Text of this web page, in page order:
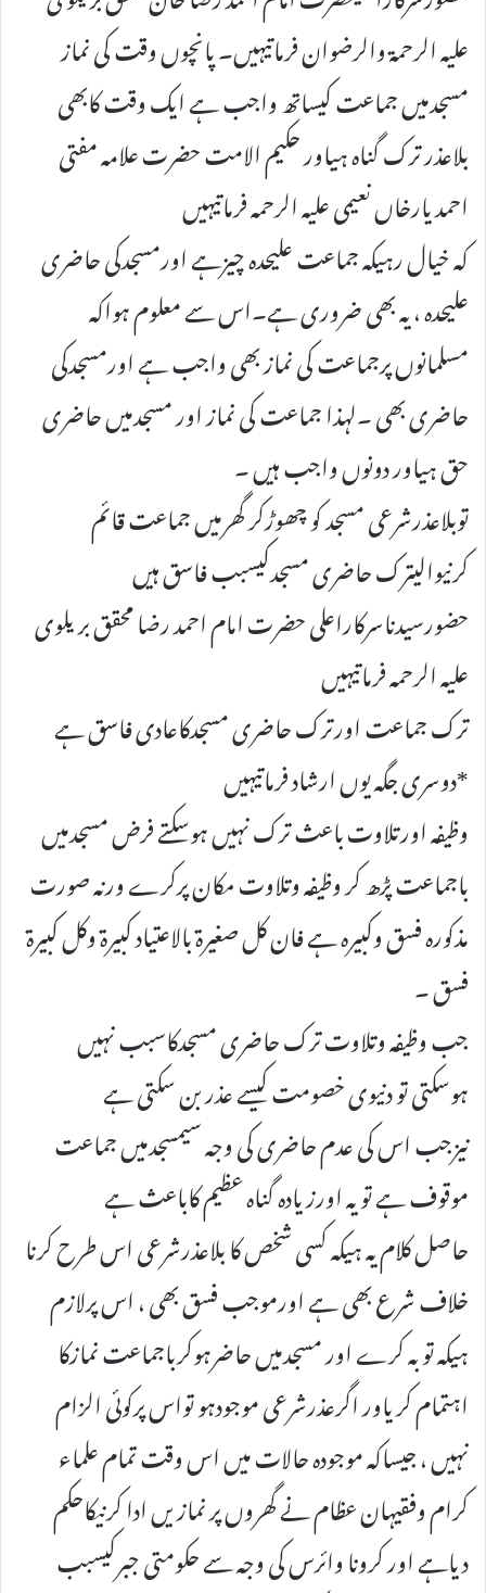
علیہ الرحمۃ والرضوان فرماتیہیں۔ پانچوں وقت کی نماز
مسجدمیں جماعت کیساتھ واجب ہے ایک وقت کابھی
بلاعذر ترک گناہ ہیاور حکیم الامت حضرت علامہ مفتی
احمدیارخاں نعیمی علیہ الرحمہ فرماتیہیں
کہ خیال رہیکہ جماعت علیحدہ چیزہے اورمسجدکی حاضری
علیحدہ ، یہ بھی ضروری ہے۔اس سے معلوم ہواکہ
مسلمانوں پرجماعت کی نماز بھی واجب ہے اورمسجدکی
حاضری بھی ۔لہذا جماعت کی نماز اور مسجدمیں حاضری
حق ہیاور دونوں واجب ہیں ۔
توبلاعذرشرعی مسجد کو چھوڑکر گھرمیں جماعت قائم
کرنیوالیترک حاضری مسجدکیسبب فاسق ہیں
حضورسیدناسرکاراعلی حضرت امام احمد رضا محقق بریلوی
علیہ الرحمہ فرماتیہیں
ترک جماعت اورترک حاضری مسجدکاعادی فاسق ہے
*دوسری جگہ یوں ارشاد فرماتیہیں
وظیفہ اورتلاوت باعث ترک نہیں ہوسکتے فرض مسجدمیں
باجماعت پڑھ کر وظیفہ وتلاوت مکان پرکرے ورنہ صورت
مذکورہ فسق وکبیرہ ہے فان کل صغیرۃ بالاعتیاد کبیرۃ وکل کبیرۃ
فسق ۔
جب وظیفہ وتلاوت ترک حاضری مسجدکاسبب نہیں
ہوسکتی تو دنیوی خصومت کیسے عذر بن سکتی ہے
نیزجب اس کی عدم حاضری کی وجہ سیمسجدمیں جماعت
موقوف ہے تویہ اورزیادہ گناہ عظیم کاباعث ہے
حاصل کلام یہ ہیکہ کسی شخص کا بلاعذرشرعی اس طرح کرنا
خلاف شرع بھی ہے اورموجب فسق بھی ، اس پرلازم
ہیکہ توبہ کرے اور مسجدمیں حاضرہوکرباجماعت نمازکا
اہتمام کریاور اگرعذرشرعی موجودہو تواس پرکوئی الزام
نہیں ، جیساکہ موجودہ حالات میں اس وقت تمام علماء
کرام وفقیہان عظام نے گھروں پر نمازیں ادا کرنیکاحکم
دیاہے اور کرونا وائرس کی وجہ سے حکومتی جبرکیسبب